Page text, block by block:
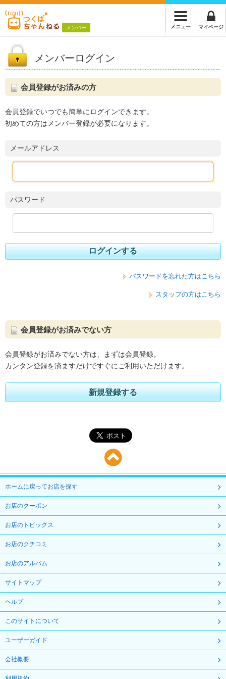
メンバー メニュー マイページ
メンバーログイン
会員登録がお済みの方
会員登録でいつでも簡単にログインできます。
初めての方はメンバー登録が必要になります。
メールアドレス
パスワード
ログインする
パスワードを忘れた方はこちら
スタッフの方はこちら
会員登録がお済みでない方
会員登録がお済みでない方は、まずは会員登録。
カンタン登録を済ますだけですぐにご利用いただけます。
新規登録する
ホームに戻ってお店を探す
お店のクーポン
お店のトピックス
お店のクチコミ
お店のアルバム
サイトマップ
ヘルプ
このサイトについて
ユーザーガイド
会社概要